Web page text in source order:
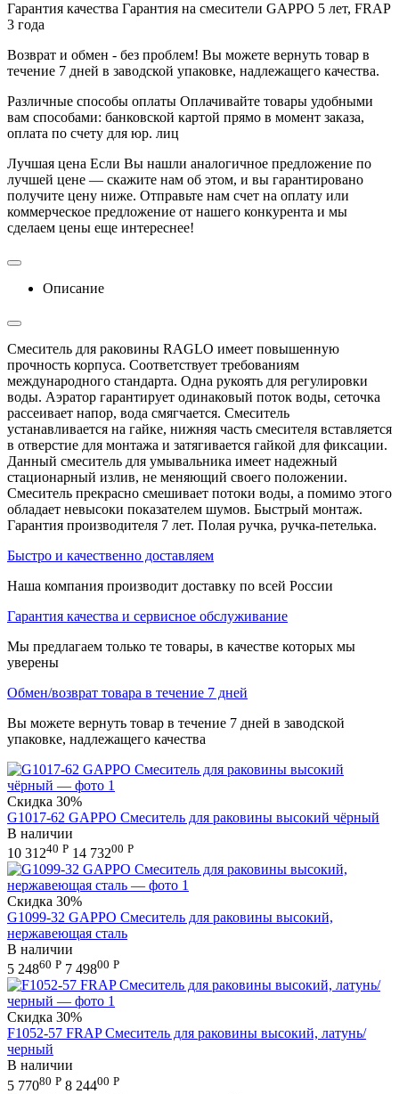
Гарантия качества Гарантия на смесители GAPPO 5 лет, FRAP
3 года
Возврат и обмен - без проблем! Вы можете вернуть товар в
течение 7 дней в заводской упаковке, надлежащего качества.
Различные способы оплаты Оплачивайте товары удобными
вам способами: банковской картой прямо в момент заказа,
оплата по счету для юр. лиц
Лучшая цена Если Вы нашли аналогичное предложение по
лучшей цене — скажите нам об этом, и вы гарантировано
получите цену ниже. Отправьте нам счет на оплату или
коммерческое предложение от нашего конкурента и мы
сделаем цены еще интереснее!
Описание
Смеситель для раковины RAGLО имеет повышенную
прочность корпуса. Соответствует требованиям
международного стандарта. Одна рукоять для регулировки
воды. Аэратор гарантирует одинаковый поток воды, сеточка
рассеивает напор, вода смягчается. Смеситель
устанавливается на гайке, нижняя часть смесителя вставляется
в отверстие для монтажа и затягивается гайкой для фиксации.
Данный смеситель для умывальника имеет надежный
стационарный излив, не меняющий своего положении.
Смеситель прекрасно смешивает потоки воды, а помимо этого
обладает невысоки показателем шумов. Быстрый монтаж.
Гарантия производителя 7 лет. Полая ручка, ручка-петелька.
Быстро и качественно доставляем
Наша компания производит доставку по всей России
Гарантия качества и сервисное обслуживание
Мы предлагаем только те товары, в качестве которых мы
уверены
Обмен/возврат товара в течение 7 дней
Вы можете вернуть товар в течение 7 дней в заводской
упаковке, надлежащего качества
Скидка 30%
G1017-62 GAPPO Смеситель для раковины высокий чёрный
В наличии
10 31240 Р 14 73200 Р
Скидка 30%
G1099-32 GAPPO Смеситель для раковины высокий,
нержавеющая сталь
В наличии
5 24860 Р 7 49800 Р
Скидка 30%
F1052-57 FRAP Смеситель для раковины высокий, латунь/
черный
В наличии
5 77080 Р 8 24400 Р